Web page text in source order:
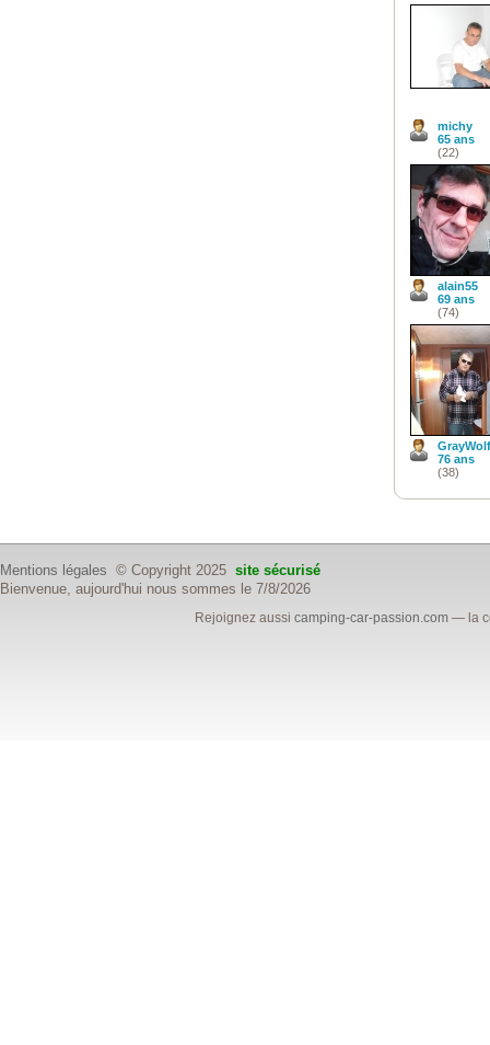
michy
65 ans
(22)
alain55
69 ans
(74)
GrayWolf
76 ans
(38)
Mentions légales © Copyright 2025 site sécurisé
Bienvenue, aujourd'hui nous sommes le 7/8/2026
Rejoignez aussicamping-car-passion.com — la